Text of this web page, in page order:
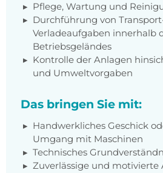
Pflege, Wartung und
Durchführung von
Verladeaufgaben innerhalb
Betriebsgeländes
Kontrolle der Anlagen
und Umweltvorgaben
Das bringen Sie mit:
Handwerkliches Geschick
Umgang mit Maschinen
Technisches
Zuverlässige und motivierte